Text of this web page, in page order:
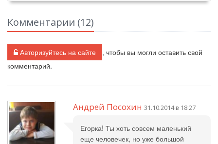
Комментарии (12)
Авторизуйтесь на сайте
, чтобы вы могли оставить свой
комментарий.
Андрей Посохин 31.10.2014 в 18:27
Егорка! Ты хоть совсем маленький
еще человечек, но уже большой